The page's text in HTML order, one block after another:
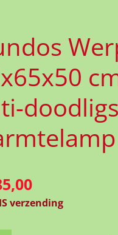
verzending